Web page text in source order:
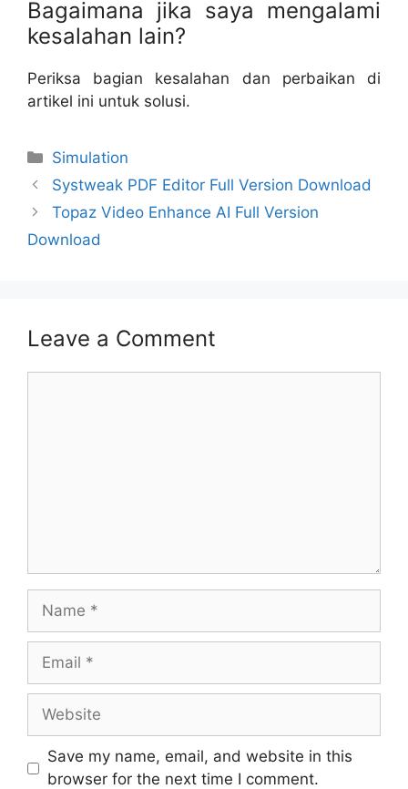
Bagaimana jika saya mengalami
kesalahan lain?
Periksa bagian kesalahan dan perbaikan di
artikel ini untuk solusi.
Categories
Simulation
Systweak PDF Editor Full Version Download
Topaz Video Enhance AI Full Version
Download
Leave a Comment
Name
Email
Website
Save my name, email, and website in this
browser for the next time I comment.